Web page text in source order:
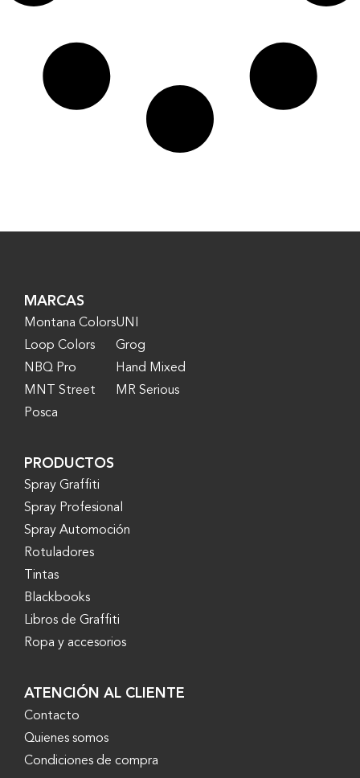
MARCAS
Montana Colors
Loop Colors
NBQ Pro
MNT Street
Posca
UNI
Grog
Hand Mixed
MR Serious
PRODUCTOS
Spray Graffiti
Spray Profesional
Spray Automoción
Rotuladores
Tintas
Blackbooks
Libros de Graffiti
Ropa y accesorios
ATENCIÓN AL CLIENTE
Contacto
Quienes somos
Condiciones de compra